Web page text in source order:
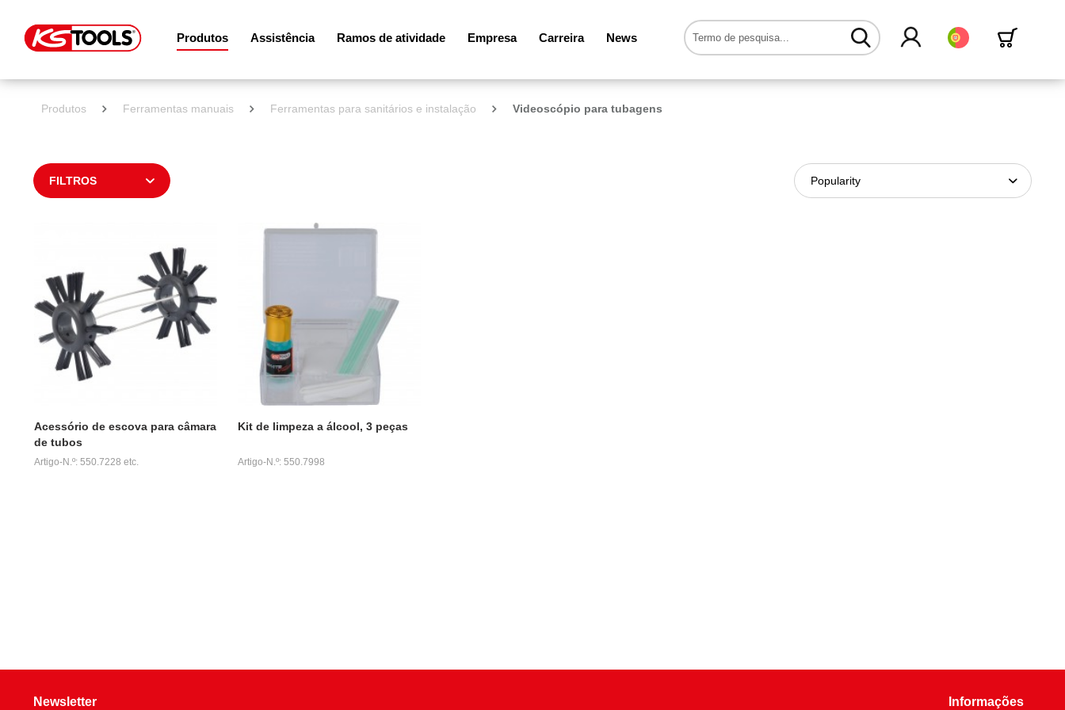
Produtos Assistência Ramos de atividade Empresa Carreira News Português
Produtos Ferramentas manuais Ferramentas para sanitários e instalação Videoscópio para tubagens
FILTROS
Acessório de escova para câmara
de tubos
Artigo-N.º: 550.7228 etc.
Kit de limpeza a álcool, 3 peças
Artigo-N.º: 550.7998
Newsletter Informações